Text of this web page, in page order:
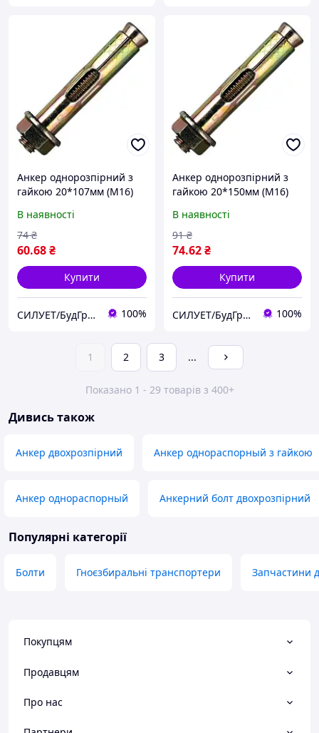
Анкер однорозпірний з
гайкою 20*107мм (М16)
В наявності
60.68₴
74 ₴
Купити
СИЛУЕТ/БудГрупа 100%
Анкер однорозпірний з
гайкою 20*150мм (М16)
В наявності
74.62₴
91 ₴
Купити
СИЛУЕТ/БудГрупа 100%
1 2 3 ...
Показано 1 - 29 товарів з 400+
Дивись також
Анкер двохрозпірний Анкер однораспорный з гайкою
Анкер однораспорный Анкерний болт двохрозпірний
Популярні категорії
Болти Гноєзбиральні транспортери Запчастини
Покупцям
Продавцям
Про нас